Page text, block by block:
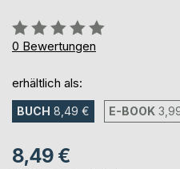
Bewertung::
0%
0 Bewertungen
erhältlich als:
BUCH 8,49 € E-BOOK
8,49 €